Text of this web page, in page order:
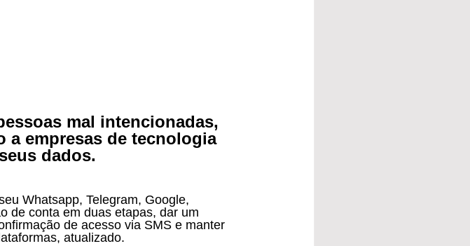
mal intencionadas,
a empresas de tecnologia
dados.
de conta em duas etapas, dar um
de acesso via SMS e manter
atualizado.